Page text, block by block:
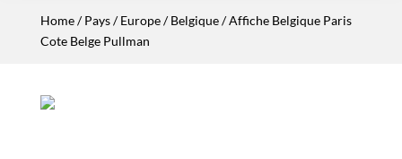
Home/Pays/Europe/Belgique/ Affiche Belgique Paris
Cote Belge Pullman